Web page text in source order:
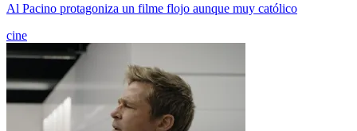
Al Pacino protagoniza un filme flojo aunque muy católico
cine